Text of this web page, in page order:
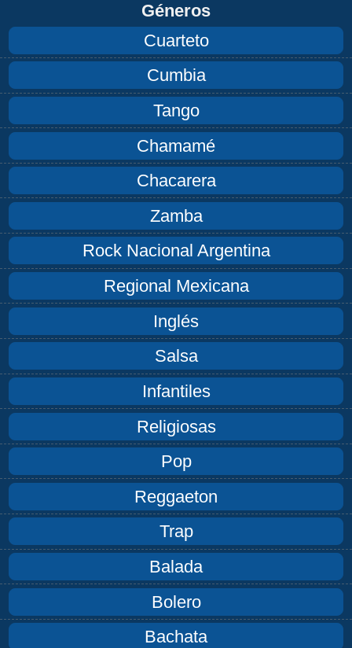
Géneros
Cuarteto
Cumbia
Tango
Chamamé
Chacarera
Zamba
Rock Nacional Argentina
Regional Mexicana
Inglés
Salsa
Infantiles
Religiosas
Pop
Reggaeton
Trap
Balada
Bolero
Bachata